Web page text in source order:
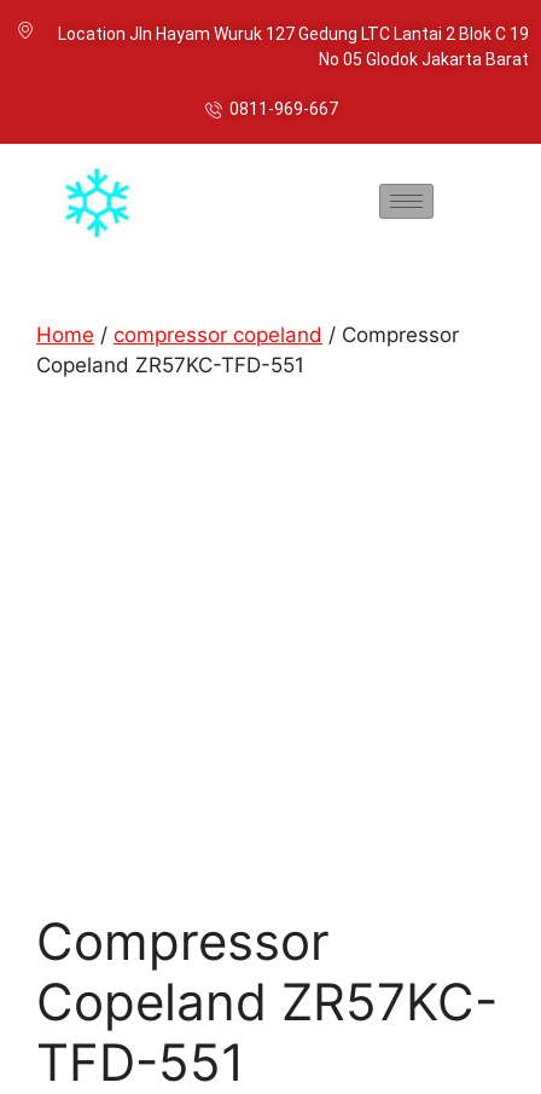
Location Jln Hayam Wuruk 127 Gedung LTC Lantai 2 Blok C 19
No 05 Glodok Jakarta Barat
0811-969-667
Home / compressor copeland / Compressor
Copeland ZR57KC-TFD-551
Compressor
Copeland ZR57KC-
TFD-551